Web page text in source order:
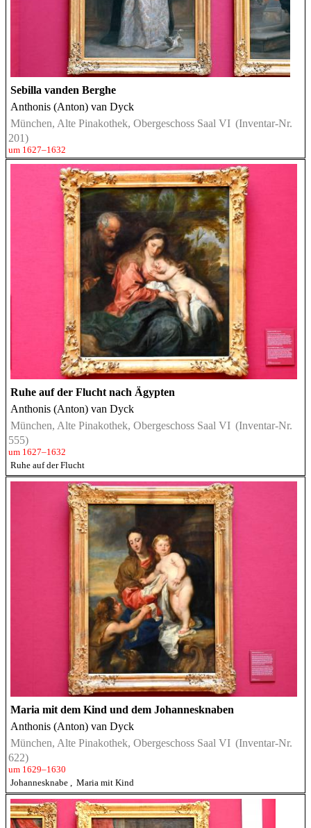
Sebilla vanden Berghe
Anthonis (Anton) van Dyck
München, Alte Pinakothek, Obergeschoss Saal VI (Inventar-Nr.
201)
um 1627–1632
Ruhe auf der Flucht nach Ägypten
Anthonis (Anton) van Dyck
München, Alte Pinakothek, Obergeschoss Saal VI (Inventar-Nr.
555)
um 1627–1632
Ruhe auf der Flucht
Maria mit dem Kind und dem Johannesknaben
Anthonis (Anton) van Dyck
München, Alte Pinakothek, Obergeschoss Saal VI (Inventar-Nr.
622)
um 1629–1630
Johannesknabe
Maria mit Kind